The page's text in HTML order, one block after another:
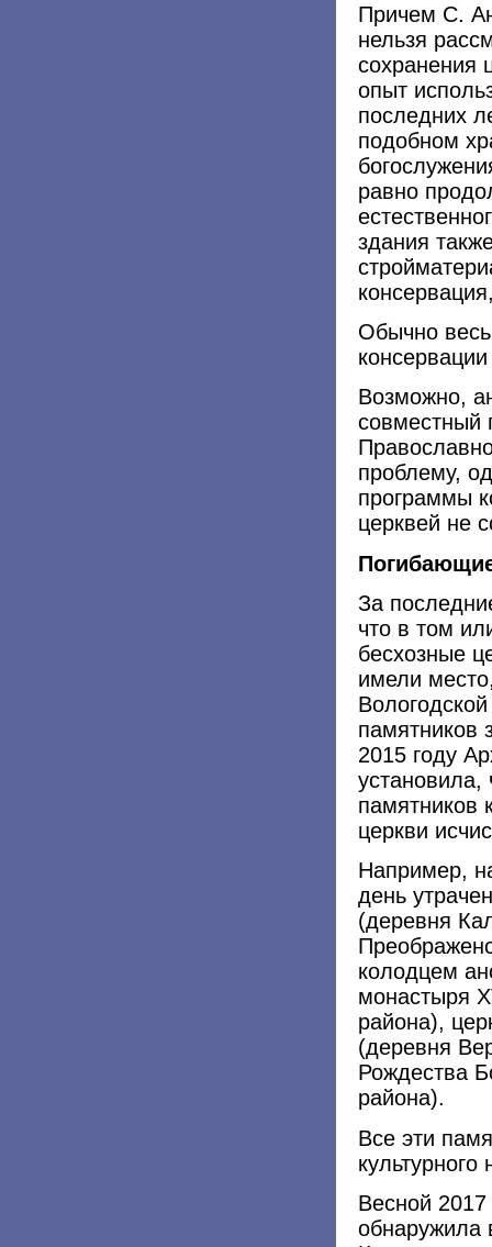
Причем С.
нельзя
сохранения
опыт
последних
подобном
равно
здания
Обычно весь
​Возможно,
совместный
проблему,
программы
церквей не
За
что в том
бесхозные
имели
памятников
2015 году
установила,
памятников
церкви
Например,
день
(деревня
колодцем
монастыря
района),
(деревня
Рождества
района).
Все эти
Весной 2017
обнаружила